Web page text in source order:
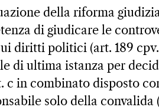
della riforma
di giudicare le
diritti politici (art. 189
di ultima istanza per
c in combinato disposto
solo della